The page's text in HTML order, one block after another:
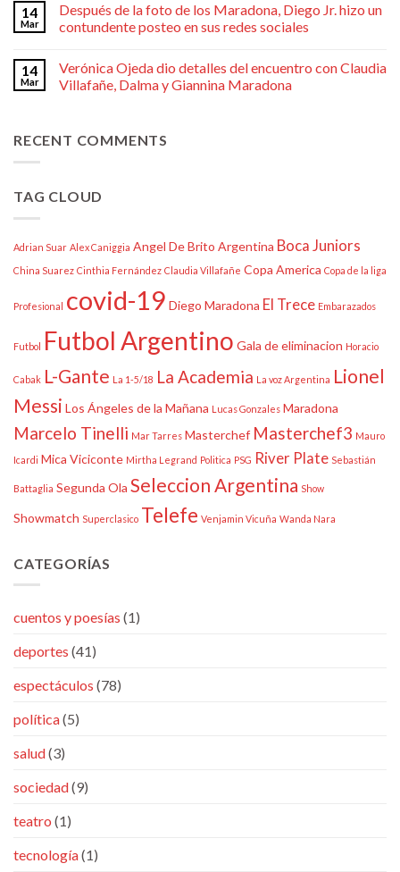
14
Mar
Después de la foto de los Maradona, Diego Jr. hizo un
contundente posteo en sus redes sociales
14
Mar
Verónica Ojeda dio detalles del encuentro con Claudia
Villafañe, Dalma y Giannina Maradona
RECENT COMMENTS
TAG CLOUD
Adrian Suar Alex Caniggia Angel De Brito Argentina Boca Juniors
China Suarez Cinthia Fernández Claudia Villafañe Copa America Copa de la liga
Profesional covid-19 Diego Maradona El Trece Embarazados
Futbol Futbol Argentino Gala de eliminacion Horacio
Cabak L-Gante La 1-5/18 La Academia La voz Argentina Lionel
Messi Los Ángeles de la Mañana Lucas Gonzales Maradona
Marcelo Tinelli Mar Tarres Masterchef Masterchef3 Mauro
Icardi Mica Viciconte Mirtha Legrand Politica PSG River Plate Sebastián
Battaglia Segunda Ola Seleccion Argentina Show
Showmatch Superclasico Telefe Venjamin Vicuña Wanda Nara
CATEGORÍAS
cuentos y poesías (1)
deportes (41)
espectáculos (78)
política(5)
salud(3)
sociedad(9)
teatro (1)
tecnología(1)